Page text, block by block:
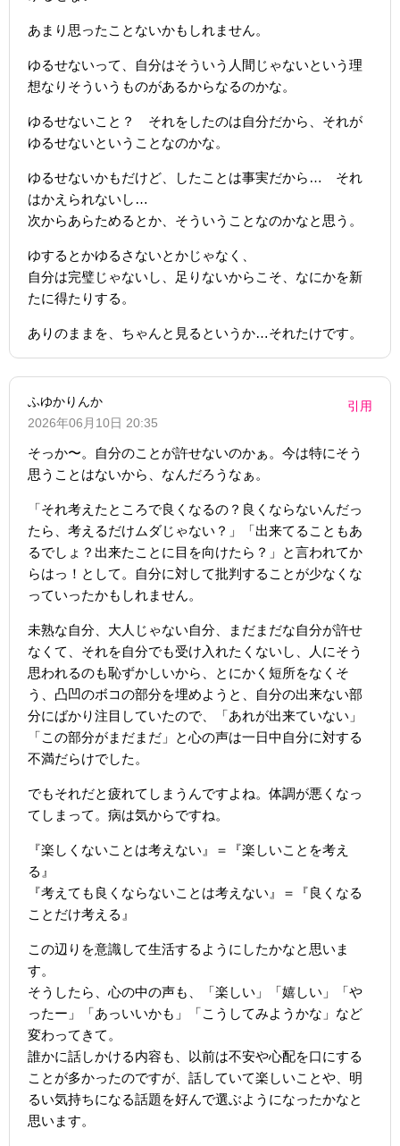
あまり思ったことないかもしれません。
ゆるせないって、自分はそういう人間じゃないという理
想なりそういうものがあるからなるのかな。
ゆるせないこと？ それをしたのは自分だから、それが
ゆるせないということなのかな。
ゆるせないかもだけど、したことは事実だから… それ
はかえられないし…
次からあらためるとか、そういうことなのかなと思う。
ゆするとかゆるさないとかじゃなく、
自分は完璧じゃないし、足りないからこそ、なにかを新
たに得たりする。
ありのままを、ちゃんと見るというか…それたけです。
ふゆかりんか
2026年06月10日 20:35
引用
そっか〜。自分のことが許せないのかぁ。今は特にそう
思うことはないから、なんだろうなぁ。
「それ考えたところで良くなるの？良くならないんだっ
たら、考えるだけムダじゃない？」「出来てることもあ
るでしょ？出来たことに目を向けたら？」と言われてか
らはっ！として。自分に対して批判することが少なくな
っていったかもしれません。
未熟な自分、大人じゃない自分、まだまだな自分が許せ
なくて、それを自分でも受け入れたくないし、人にそう
思われるのも恥ずかしいから、とにかく短所をなくそ
う、凸凹のボコの部分を埋めようと、自分の出来ない部
分にばかり注目していたので、「あれが出来ていない」
「この部分がまだまだ」と心の声は一日中自分に対する
不満だらけでした。
でもそれだと疲れてしまうんですよね。体調が悪くなっ
てしまって。病は気からですね。
『楽しくないことは考えない』＝『楽しいことを考え
る』
『考えても良くならないことは考えない』＝『良くなる
ことだけ考える』
この辺りを意識して生活するようにしたかなと思いま
す。
そうしたら、心の中の声も、「楽しい」「嬉しい」「や
ったー」「あっいいかも」「こうしてみようかな」など
変わってきて。
誰かに話しかける内容も、以前は不安や心配を口にする
ことが多かったのですが、話していて楽しいことや、明
るい気持ちになる話題を好んで選ぶようになったかなと
思います。